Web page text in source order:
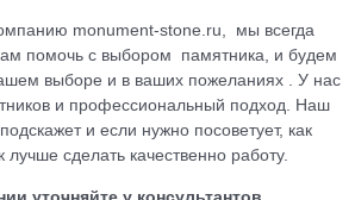
monument-stone.ru, мы всегда
помочь с выбором памятника, и будем
выборе и в ваших пожеланиях . У нас
и профессиональный подход. Наш
и если нужно посоветует, как
лучше сделать качественно работу.